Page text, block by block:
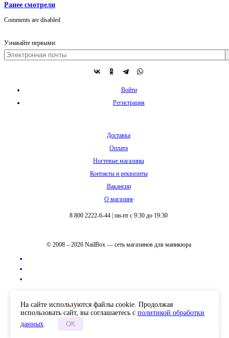
Ранее смотрели
Comments are disabled
Узнавайте первыми:
Войти
Регистрация
Доставка
Оплата
Ногтевые магазины
Контакты и реквизиты
Вакансии
О магазине
8 800 2222-6-44 пн-пт с 9:30 до 19:30
© 2008 – 2026 NailBox — сеть магазинов для маникюра
На сайте используются файлы cookie. Продолжая
использовать сайт, вы соглашаетесь с политикой обработки
данных. ОК